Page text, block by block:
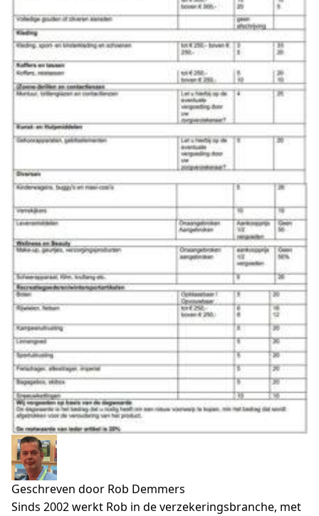
Geschreven door Rob Demmers
Sinds 2002 werkt Rob in de verzekeringsbranche, met